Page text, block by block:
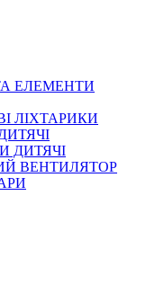
ЕЛЕМЕНТИ
ЛІХТАРИКИ
ДИТЯЧІ
ВЕНТИЛЯТОР